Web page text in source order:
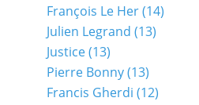
François Le Her(14)
Julien Legrand (13)
Justice(13)
Pierre Bonny(13)
Francis Gherdi (12)